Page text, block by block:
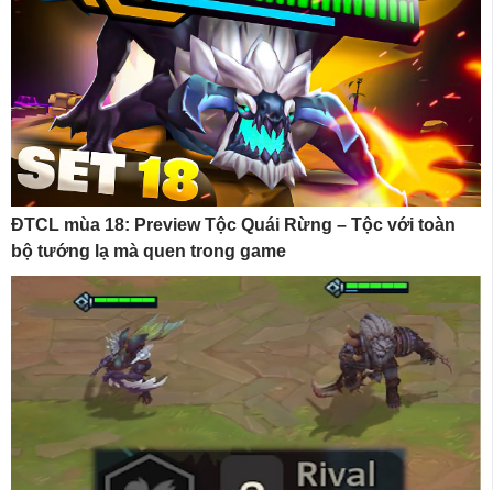
ĐTCL mùa 18: Preview Tộc Quái Rừng – Tộc với toàn
bộ tướng lạ mà quen trong game